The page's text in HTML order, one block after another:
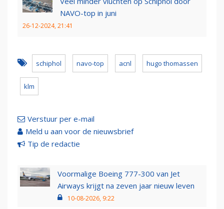
NAVO-top in juni
26-12-2024, 21:41
schiphol navo-top acnl hugo thomassen
klm
Verstuur per e-mail
Meld u aan voor de nieuwsbrief
Tip de redactie
Voormalige Boeing 777-300 van Jet
Airways krijgt na zeven jaar nieuw leven
10-08-2026, 9:22